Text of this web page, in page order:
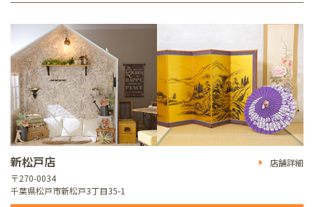
新松戸店
店舗詳細
〒270-0034
千葉県松戸市新松戸3丁目35-1